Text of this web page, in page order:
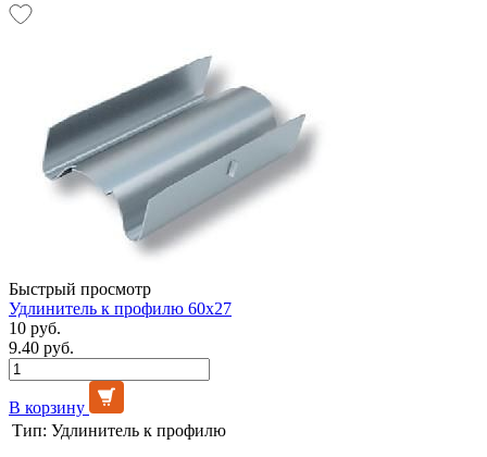
Быстрый просмотр
Удлинитель к профилю 60х27
10 руб.
9.40 руб.
В корзину
Тип: Удлинитель к профилю